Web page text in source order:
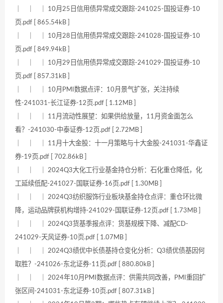
｜ ｜ ｜ 10月25日信用债异常成交跟踪-241025-国投证券-10
页.pdf [ 865.54kB ]
｜ ｜ ｜ 10月28日信用债异常成交跟踪-241028-国投证券-10
页.pdf [ 849.94kB ]
｜ ｜ ｜ 10月29日信用债异常成交跟踪-241029-国投证券-10
页.pdf [ 857.31kB ]
｜ ｜ ｜ 10月PMI数据点评：10月景气扩张，关注持续
性-241031-长江证券-12页.pdf [ 1.12MB ]
｜ ｜ ｜ 11月流动性展望：如果供给放量，11月资金面怎么
看？-241030-中泰证券-12页.pdf [ 2.72MB ]
｜ ｜ ｜ 11月十大金股：十一月策略与十大金股-241031-华鑫证
券-19页.pdf [ 702.86kB ]
｜ ｜ ｜ 2024Q3大化工行业基金持仓分析：石化重仓降低，化
工延续低配-241027-国联证券-16页.pdf [ 1.30MB ]
｜ ｜ ｜ 2024Q3纺织服饰行业板块基金持仓点评：重仓环比微
降，运动品牌获机构增持-241029-国联证券-12页.pdf [ 1.73MB ]
｜ ｜ ｜ 2024Q3货基季报点评：货基规模下降、减配CD-
241029-天风证券-10页.pdf [ 1.07MB ]
｜ ｜ ｜ 2024Q3绩优中长债基持仓变化分析：Q3绩优债基因何
取胜？-241026-东北证券-11页.pdf [ 880.80kB ]
｜ ｜ ｜ 2024年10月PMI数据点评：供需共同改善，PMI重回扩
张区间-241031-东北证券-10页.pdf [ 807.31kB ]